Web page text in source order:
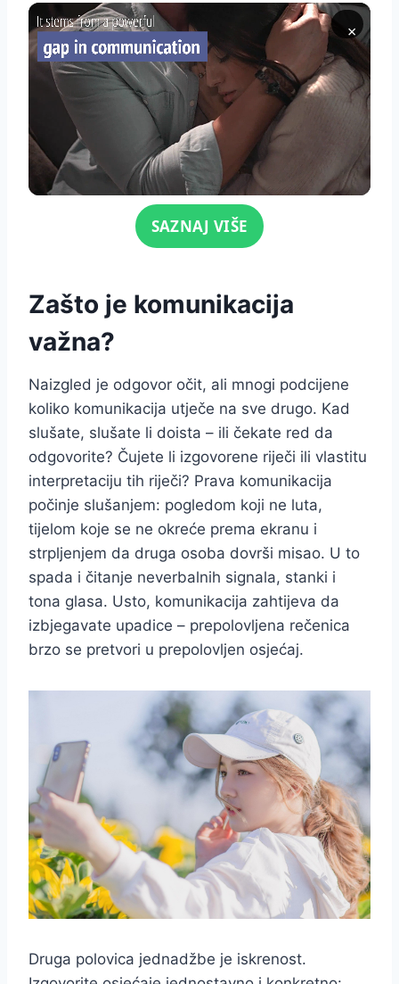
×
Click for soundSAZNAJ VIŠE
Zašto je komunikacija
važna?
Naizgled je odgovor očit, ali mnogi podcijene
koliko komunikacija utječe na sve drugo. Kad
slušate, slušate li doista – ili čekate red da
odgovorite? Čujete li izgovorene riječi ili vlastitu
interpretaciju tih riječi? Prava komunikacija
počinje slušanjem: pogledom koji ne luta,
tijelom koje se ne okreće prema ekranu i
strpljenjem da druga osoba dovrši misao. U to
spada i čitanje neverbalnih signala, stanki i
tona glasa. Usto, komunikacija zahtijeva da
izbjegavate upadice – prepolovljena rečenica
brzo se pretvori u prepolovljen osjećaj.
Druga polovica jednadžbe je iskrenost.